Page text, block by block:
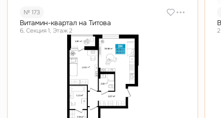
№ 173
Витамин-квартал на Титова
6, Секция 1, Этаж 2